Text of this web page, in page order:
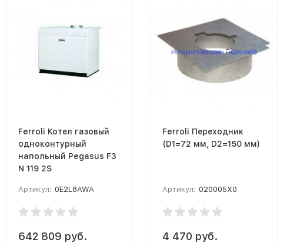
Ferroli Котел газовый
одноконтурный
напольный Pegasus F3
N 119 2S
Артикул: 0E2L8AWA
642 809 руб.
Ferroli Переходник
(D1=72 мм, D2=150 мм)
Артикул: 020005X0
4 470 руб.